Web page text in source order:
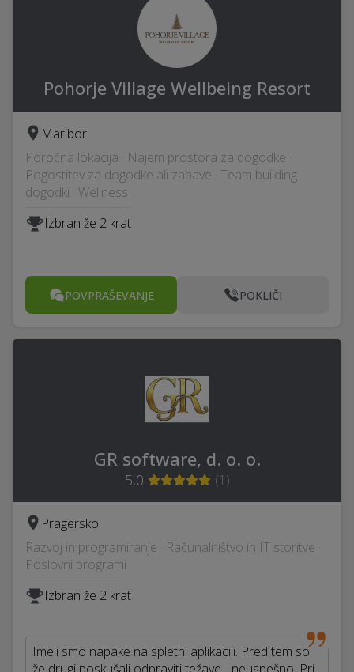
Pohorje Village Wellbeing Resort
Maribor
Poročna lokacija · Najem prostora za dogodke ·
Pogostitev za dogodke ali zabave · Team building
dogodki · Wellness
Izbran že 2 krat
POVPRAŠEVANJE POKLIČI
GR software, d. o. o.
5,0 (1 )
Pragersko
Razvoj in programiranje · Računalništvo in IT storitve ·
Poslovni programi
Izbran že 2 krat
Imeli smo napake na spletni aplikaciji. Pred tem so